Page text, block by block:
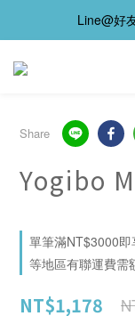
Line@好
Share
Yogibo
單筆滿NT$3000
等地區有聯運費需
NT$1,178